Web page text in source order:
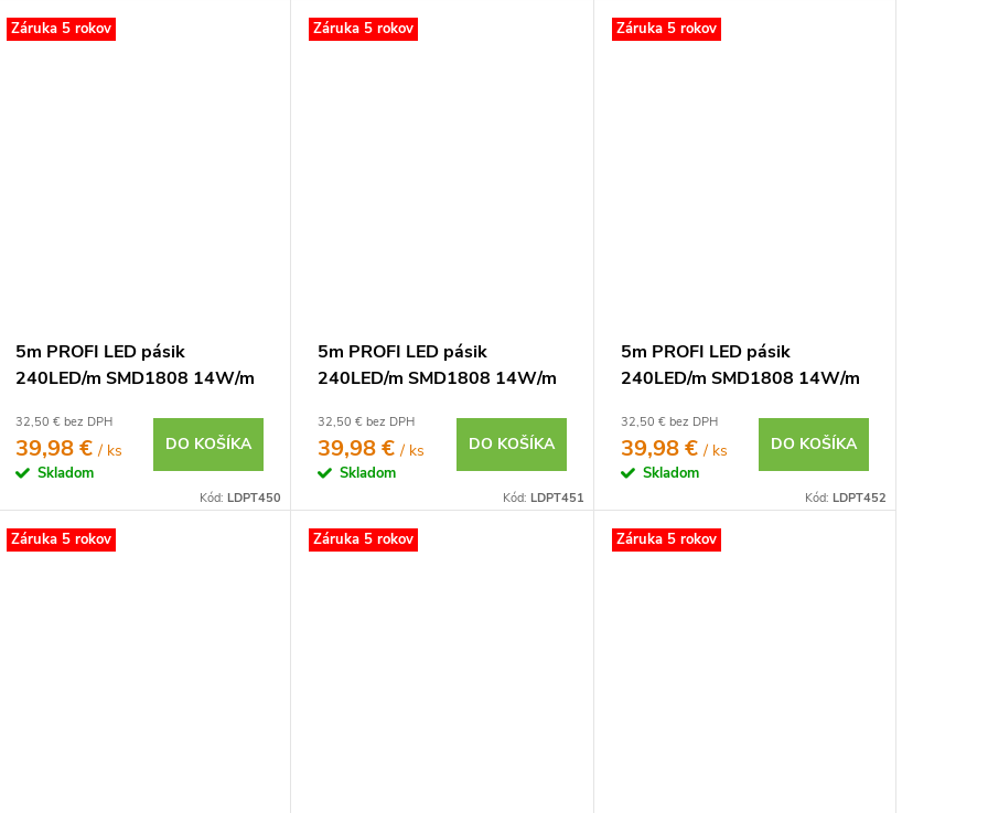
Záruka 5 rokov
5m PROFI LED pásik
240LED/m SMD1808 14W/m
24V
32,50 € bez DPH
39,98 €/ ks
Skladom
DO KOŠÍKA
Kód:LDPT450
Záruka 5 rokov
5m PROFI LED pásik
240LED/m SMD1808 14W/m
24V
32,50 € bez DPH
39,98 €/ ks
Skladom
DO KOŠÍKA
Kód: LDPT451
Záruka 5 rokov
5m PROFI LED pásik
240LED/m SMD1808 14W/m
32,50 € bez DPH
39,98 €/ ks
Skladom
DO KOŠÍKA
Kód: LDPT452
Záruka 5 rokov Záruka 5 rokov Záruka 5 rokov